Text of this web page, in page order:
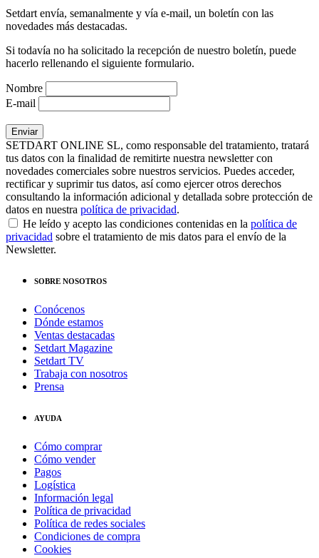
Setdart envía, semanalmente y vía e-mail, un boletín con las
novedades más destacadas.
Si todavía no ha solicitado la recepción de nuestro boletín, puede
hacerlo rellenando el siguiente formulario.
Nombre
E-mail
SETDART ONLINE SL, como responsable del tratamiento, tratará
tus datos con la finalidad de remitirte nuestra newsletter con
novedades comerciales sobre nuestros servicios. Puedes acceder,
rectificar y suprimir tus datos, así como ejercer otros derechos
consultando la información adicional y detallada sobre protección de
datos en nuestra política de privacidad.
He leído y acepto las condiciones contenidas en la política de
privacidad sobre el tratamiento de mis datos para el envío de la
Newsletter.
SOBRE NOSOTROS
Conócenos
Dónde estamos
Ventas destacadas
Setdart Magazine
Setdart TV
Trabaja con nosotros
Prensa
AYUDA
Cómo comprar
Cómo vender
Pagos
Logística
Información legal
Política de privacidad
Política de redes sociales
Condiciones de compra
Cookies